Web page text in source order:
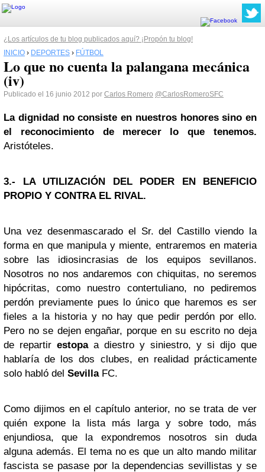
¿Los artículos de tu blog publicados aquí? ¡Propón tu blog!
INICIO › DEPORTES › FÚTBOL
Lo que no cuenta la palangana mecánica
(iv)
Publicado el 16 junio 2012 por Carlos Romero @CarlosRomeroSFC
La dignidad no consiste en nuestros honores sino en
el reconocimiento de merecer lo que tenemos.
Aristóteles.
3.- LA UTILIZACIÓN DEL PODER EN BENEFICIO
PROPIO Y CONTRA EL RIVAL.
Una vez desenmascarado el Sr. del Castillo viendo la
forma en que manipula y miente, entraremos en materia
sobre las idiosincrasias de los equipos sevillanos.
Nosotros no nos andaremos con chiquitas, no seremos
hipócritas, como nuestro contertuliano, no pediremos
perdón previamente pues lo único que haremos es ser
fieles a la historia y no hay que pedir perdón por ello.
Pero no se dejen engañar, porque en su escrito no deja
de repartir estopaa diestro y siniestro, y si dijo que
hablaría de los dos clubes, en realidad prácticamente
solo habló del SevillaFC.
Como dijimos en el capítulo anterior, no se trata de ver
quién expone la lista más larga y sobre todo, más
enjundiosa, que la expondremos nosotros sin duda
alguna además. El tema no es que un alto mando militar
fascista se pasase por la dependencias sevillistas y se